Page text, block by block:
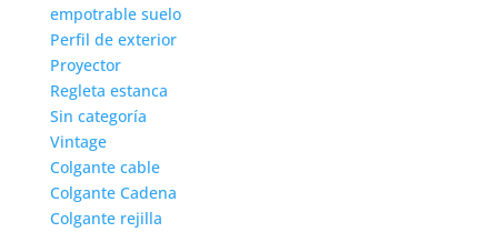
empotrable suelo
Perfil de exterior
Proyector
Regleta estanca
Sin categoría
Vintage
Colgante cable
Colgante Cadena
Colgante rejilla